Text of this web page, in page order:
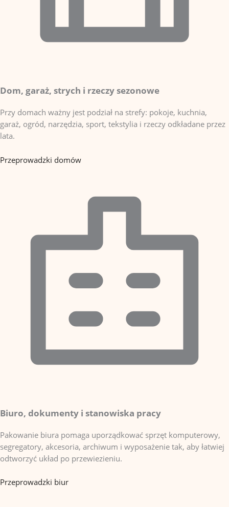
Dom, garaż, strych i rzeczy sezonowe
Przy domach ważny jest podział na strefy: pokoje, kuchnia,
garaż, ogród, narzędzia, sport, tekstylia i rzeczy odkładane przez
lata.
Przeprowadzki domów
Biuro, dokumenty i stanowiska pracy
Pakowanie biura pomaga uporządkować sprzęt komputerowy,
segregatory, akcesoria, archiwum i wyposażenie tak, aby łatwiej
odtworzyć układ po przewiezieniu.
Przeprowadzki biur